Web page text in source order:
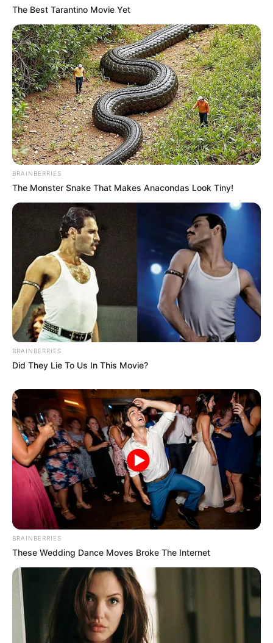
Μια μάζωξη με μήνυμα από Φρυκτωρίες
Μια μάζωξη με μήνυμα από...
Αυτός που ελέγχει τον καιρό
ελέγχει τον κόσμο
ΠΟΛΕΜΟΣ ΜΕΣΑ ΣΤΟ
ΠΕΝΤΑΓΩΝΟ..
Ο ενεργειακός «Ψυχρός
Πόλεμος»
Οι Γερμανοί πολίτες ζητούν
ανοιχτά ρήξη με τις ΗΠΑ
μετά την επίθεση...
Email address:
The Best Tarantino Movie Yet
BRAINBERRIES
The Monster Snake That Makes Anacondas Look Tiny!
BRAINBERRIES
Did They Lie To Us In This Movie?
BRAINBERRIES
These Wedding Dance Moves Broke The Internet